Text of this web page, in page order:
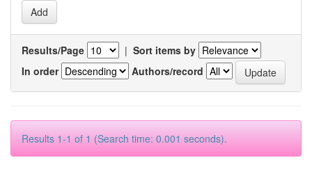
Results/Page | Sort items by
In order
Authors/record
Results 1-1 of 1 (Search time: 0.001 seconds).